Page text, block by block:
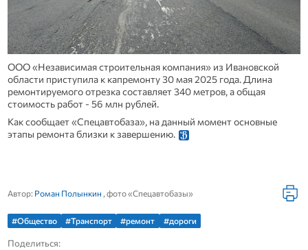
ООО «Независимая строительная компания» из Ивановской
области приступила к капремонту 30 мая 2025 года. Длина
ремонтируемого отрезка составляет 340 метров, а общая
стоимость работ - 56 млн рублей.
Как сообщает «Спецавтобаза», на данный момент основные
этапы ремонта близки к завершению.
Автор: Роман Полынкин , фото «Спецавтобазы»
#Общество #Транспорт #ремонт #дороги
Поделиться: